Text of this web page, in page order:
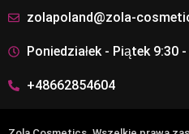
zolapoland@zola-
Poniedziałek - Piątek 9:30
+48662854604